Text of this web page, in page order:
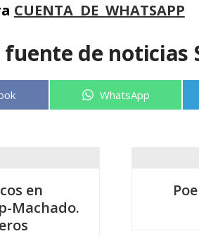
CUENTA DE WHATSAPP
de noticias
Compartir
WhatsApp
en
Machado.